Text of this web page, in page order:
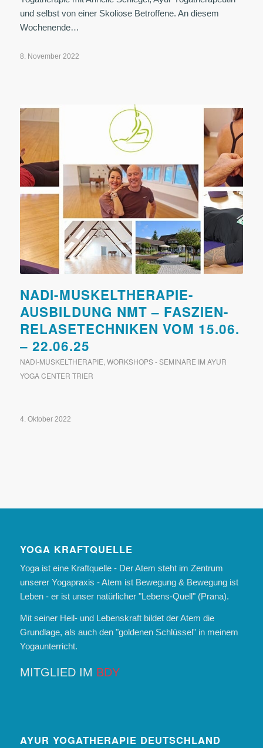
und selbst von einer Skoliose Betroffene. An diesem
Wochenende…
8. November 2022
NADI-MUSKELTHERAPIE-
AUSBILDUNG NMT – FASZIEN-
RELASETECHNIKEN VOM 15.06.
– 22.06.25
NADI-MUSKELTHERAPIE, WORKSHOPS - SEMINARE IM AYUR
YOGA CENTER TRIER
4. Oktober 2022
YOGA KRAFTQUELLE
Yoga ist eine Kraftquelle - Der Atem steht im Zentrum
unserer Yogapraxis - Atem ist Bewegung & Bewegung ist
Leben - er ist unser natürlicher "Lebens-Quell" (Prana).
Mit seiner Heil- und Lebenskraft bildet der Atem die
Grundlage, als auch den "goldenen Schlüssel" in meinem
Yogaunterricht.
MITGLIED IM BDY
AYUR YOGATHERAPIE DEUTSCHLAND